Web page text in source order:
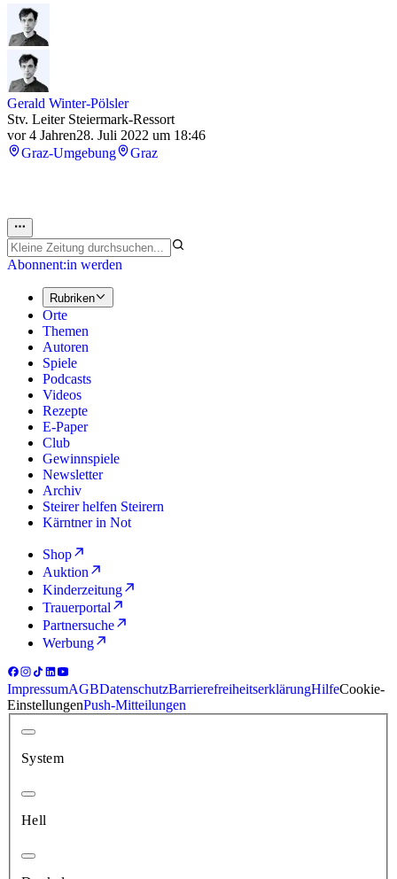
Gerald Winter-Pölsler
Stv. Leiter Steiermark-Ressort
vor 4 Jahren28. Juli 2022 um 18:46
Graz-Umgebung
Graz
Abonnent:in werden
Rubriken
Orte
Themen
Autoren
Spiele
Podcasts
Videos
Rezepte
E-Paper
Club
Gewinnspiele
Newsletter
Archiv
Steirer helfen Steirern
Kärntner in Not
Shop
Auktion
Kinderzeitung
Trauerportal
Partnersuche
Werbung
ImpressumAGBDatenschutzBarrierefreiheitserklärungHilfeCookie-
EinstellungenPush-Mitteilungen
System
Hell